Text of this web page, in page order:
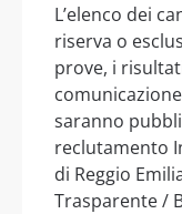
L’elenco dei
riserva o
prove, i
saranno
reclutamento
di Reggio
Trasparente /